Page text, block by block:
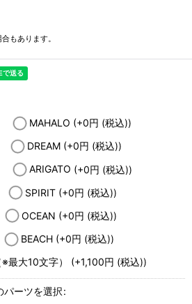
もあります。
MAHALO (+0円 (税込))
DREAM (+0円 (税込))
ARIGATO (+0円 (税込))
SPIRIT (+0円 (税込))
OCEAN (+0円 (税込))
BEACH (+0円 (税込))
最大10文字） (+1,100円 (税込))
パーツを選択: